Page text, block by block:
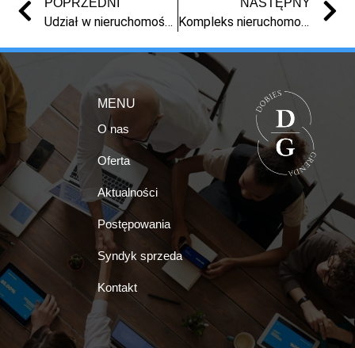
Udział w nieruchomości zabudowanej w Małej Nieszawce Kompleks nieruchomości zabudowanych budynkami magazynowymi z częścią biurowo-socjalną w Nieżychowicach
MENU
O nas
Oferta
Aktualności
Postępowania
Syndyk sprzeda
Kontakt